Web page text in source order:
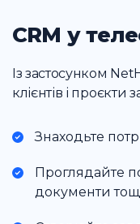
CRM у
Із застосунком
клієнтів і
Знаходьте
Проглядайте
документи